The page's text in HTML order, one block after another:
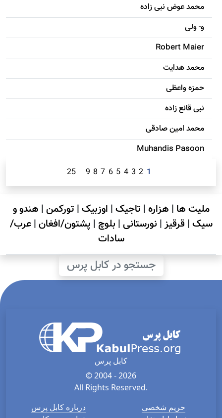
محمد عوض نبی زاده
و- ولی
Robert Maier
محمد هدایت
حمزه واعظی
نبی قانع زاده
محمد امين صادقی
Muhandis Pasoon
1
2
3
4
5
6
7
8
9
25
ملیت ها | هزاره| تاجیک| اوزبیک| تورکمن| هندو و
سیک| قرقیز| نورستانی| بلوچ | پشتون/افغان|عرب/
سادات
جستجو در کابل پرس
کابل پرس
© 2004 - 2026
All Rights Reserved.
درباره کابل پرس
حریم شخصی